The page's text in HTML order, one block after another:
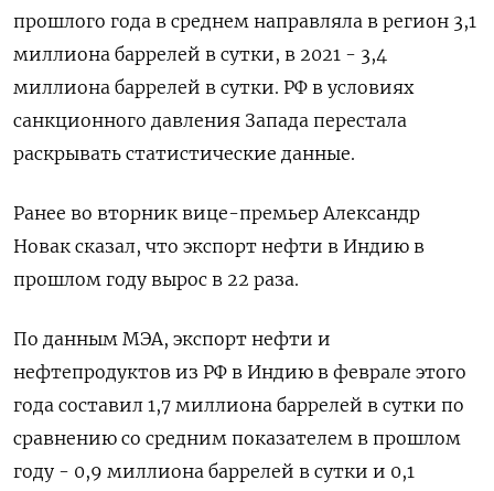
прошлого года в среднем направляла в регион 3,1
миллиона баррелей в сутки, в 2021 - 3,4
миллиона баррелей в сутки. РФ в условиях
санкционного давления Запада перестала
раскрывать статистические данные.
Ранее во вторник вице-премьер Александр
Новак сказал, что экспорт нефти в Индию в
прошлом году вырос в 22 раза.
По данным МЭА, экспорт нефти и
нефтепродуктов из РФ в Индию в феврале этого
года составил 1,7 миллиона баррелей в сутки по
сравнению со средним показателем в прошлом
году - 0,9 миллиона баррелей в сутки и 0,1